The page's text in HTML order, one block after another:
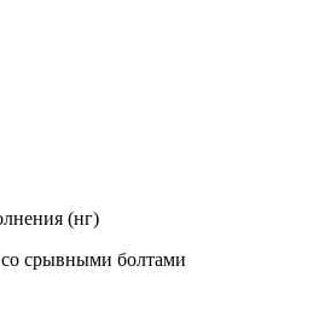
(нг)
срывными болтами